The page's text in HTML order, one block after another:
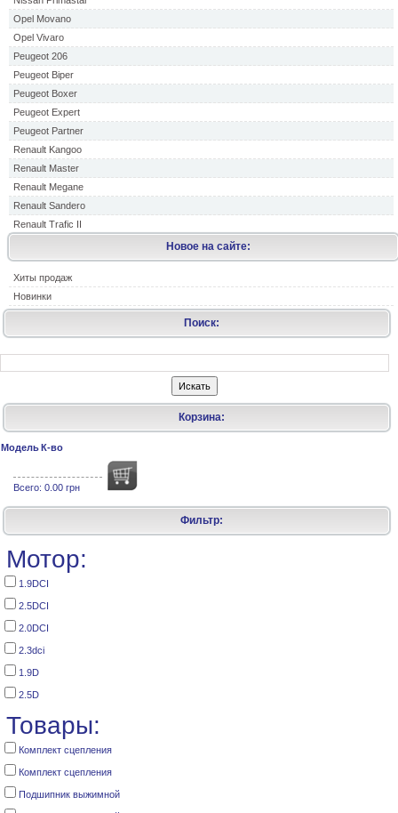
Opel Movano
Opel Vivaro
Peugeot 206
Peugeot Biper
Peugeot Boxer
Peugeot Expert
Peugeot Partner
Renault Kangoo
Renault Master
Renault Megane
Renault Sandero
Renault Trafic II
Новое на сайте:
Хиты продаж
Новинки
Поиск:
Корзина:
Модель К-во
Всего: 0.00 грн
Фильтр:
Мотор:
1.9DCI
2.5DCI
2.0DCI
2.3dci
1.9D
2.5D
Товары:
Комплект сцепления
Комплект сцепления
Подшипник выжимной